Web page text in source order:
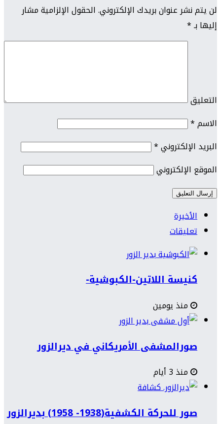
لن يتم نشر عنوان بريدك الإلكتروني.الحقول الإلزامية مشار
إليها بـ*
التعليق
الاسم*
البريد الإلكتروني*
الموقع الإلكتروني
الأخيرة
تعليقات
كنيسة اللاتين-الكبوشية-
منذ يومين
صورالمشفى الأمريكاني في ديرالزور
منذ 3 أيام
صور للحركة الكشفية(1938- 1958) بديرالزور